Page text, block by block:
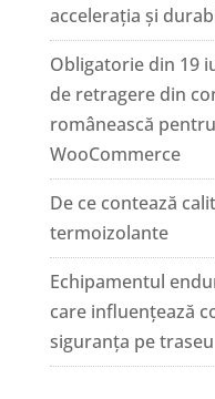
accelerația și
Obligatorie din 19
de retragere din
românească
WooCommerce
De ce contează
termoizolante
Echipamentul
care influențează
siguranța pe traseu